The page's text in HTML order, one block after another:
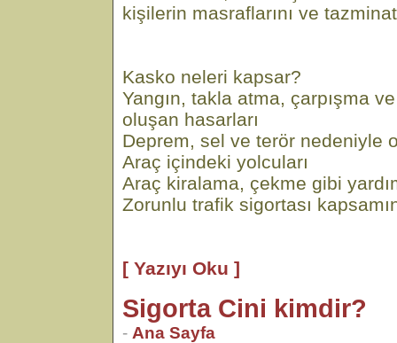
kişilerin masraflarını ve
Kasko neleri kapsar?
Yangın, takla atma, çarpışma
oluşan hasarları
Deprem, sel ve terör nedeniyle
Araç içindeki yolcuları
Araç kiralama, çekme gibi
Zorunlu trafik sigortası
[ Yazıyı Oku ]
Sigorta Cini kimdir?
- Ana Sayfa